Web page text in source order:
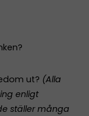
ut? (Alla
enligt
ställer många